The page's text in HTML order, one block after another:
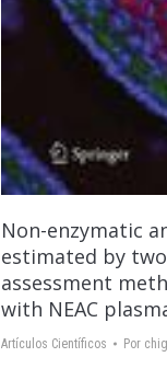
Non-enzymatic
estimated by
assessment
with NEAC
Artículos Científicos Por